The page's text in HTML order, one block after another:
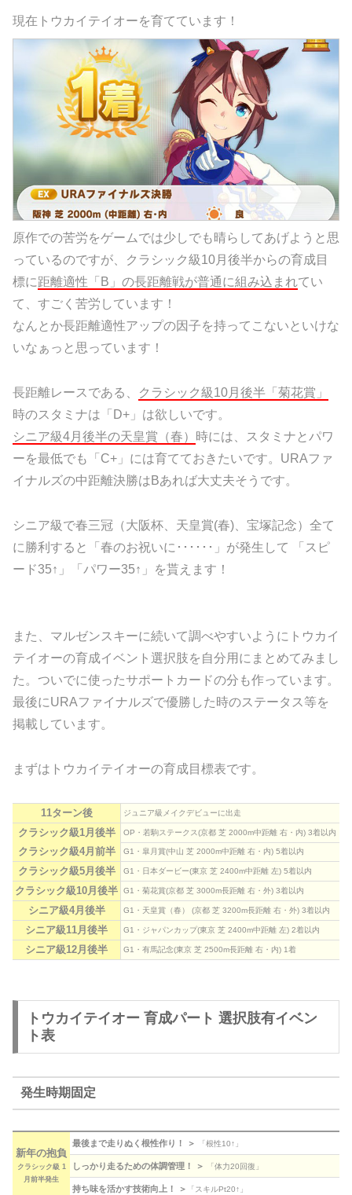
現在トウカイテイオーを育てています！
原作での苦労をゲームでは少しでも晴らしてあげようと思
っているのですが、クラシック級10月後半からの育成目
標に距離適性「B」の長距離戦が普通に組み込まれてい
て、すごく苦労しています！
なんとか長距離適性アップの因子を持ってこないといけな
いなぁっと思っています！
長距離レースである、
クラシック級10月後半「菊花賞」
時のスタミナは「D+」は欲しいです。
シニア級4月後半の天皇賞（春） 時には、スタミナとパワ
ーを最低でも「C+」には育てておきたいです。URAファ
イナルズの中距離決勝はBあれば大丈夫そうです。
シニア級で春三冠（大阪杯、天皇賞(春)、宝塚記念）全て
に勝利すると「春のお祝いに･･････」が発生して 「スピ
ード35↑」「パワー35↑」を貰えます！
また、マルゼンスキーに続いて調べやすいようにトウカイ
テイオーの育成イベント選択肢を自分用にまとめてみまし
た。ついでに使ったサポートカードの分も作っています。
最後にURAファイナルズで優勝した時のステータス等を
掲載しています。
まずはトウカイテイオーの育成目標表です。
11ターン後 ジュニア級メイクデビューに出走
クラシック級1月後半 OP・若駒ステークス(京都 芝 2000m中距離 右・内) 3着以内
クラシック級4月前半 G1・皐月賞(中山 芝 2000m中距離 右・内) 5着以内
クラシック級5月後半 G1・日本ダービー(東京 芝 2400m中距離 左) 5着以内
クラシック級10月後半 G1・菊花賞(京都 芝 3000m長距離 右・外) 3着以内
シニア級4月後半 G1・天皇賞（春） (京都 芝 3200m長距離 右・外) 3着以内
シニア級11月後半 G1・ジャパンカップ(東京 芝 2400m中距離 左) 2着以内
シニア級12月後半 G1・有馬記念(東京 芝 2500m長距離 右・内) 1着
トウカイテイオー 育成パート 選択肢有イベン
ト表
発生時期固定
新年の抱負
クラシック級 1
月前半発生
最後まで走りぬく根性作り！ ＞ 「根性10↑」
しっかり走るための体調管理！ ＞ 「体力20回復」
持ち味を活かす技術向上！ ＞ 「スキルPt20↑」